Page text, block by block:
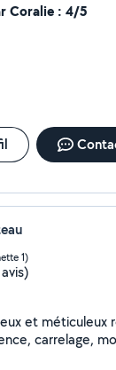
Coralie : 4/5
1)
et méticuleux
carrelage,